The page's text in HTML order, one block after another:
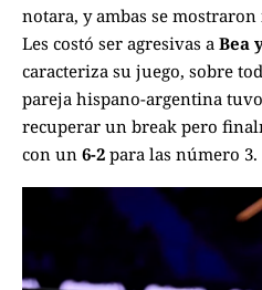
notara, y ambas se mostraron
Les costó ser agresivas a Bea
caracteriza su juego, sobre
pareja hispano-argentina
recuperar un break pero
con un 6-2 para las número 3.